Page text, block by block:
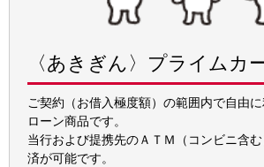
〈あきぎん〉プライムカ
ご契約（お借入極度額）の範囲内で自由
ローン商品です。
当行および提携先のＡＴＭ（コンビニ含
済が可能です。